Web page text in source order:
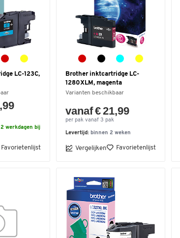
LC-123C,
werkdagen bij
Favorietenlijst
Brother inktcartridge LC-
1280XLM, magenta
Varianten beschikbaar
vanaf € 21,99
per pak vanaf 3 pak
Levertijd: binnen 2 weken
Vergelijken Favorietenlijst